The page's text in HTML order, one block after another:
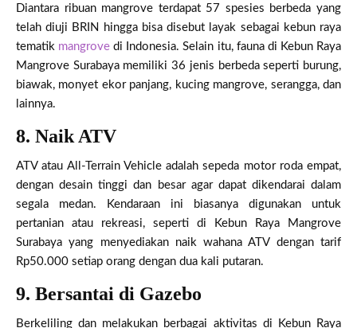
Diantara ribuan mangrove terdapat 57 spesies berbeda yang
telah diuji BRIN hingga bisa disebut layak sebagai kebun raya
tematik mangrovedi Indonesia. Selain itu, fauna di Kebun Raya
Mangrove Surabaya memiliki 36 jenis berbeda seperti burung,
biawak, monyet ekor panjang, kucing mangrove, serangga, dan
lainnya.
8. Naik ATV
ATV atau All-Terrain Vehicle adalah sepeda motor roda empat,
dengan desain tinggi dan besar agar dapat dikendarai dalam
segala medan. Kendaraan ini biasanya digunakan untuk
pertanian atau rekreasi, seperti di Kebun Raya Mangrove
Surabaya yang menyediakan naik wahana ATV dengan tarif
Rp50.000 setiap orang dengan dua kali putaran.
9. Bersantai di Gazebo
Berkeliling dan melakukan berbagai aktivitas di Kebun Raya